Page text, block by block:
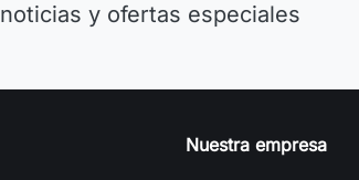
noticias y ofertas especiales
Nuestra empresa